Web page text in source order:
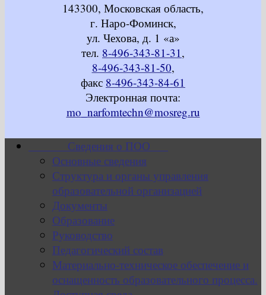
143300, Московская область,
г. Наро-Фоминск,
ул. Чехова, д. 1 «а»
тел. 8-496-343-81-31,
8-496-343-81-50,
факс 8-496-343-84-61
Электронная почта:
mo_narfomtechn@mosreg.ru
Сведения о ПОО
Основные сведения
Структура и органы управления
образовательной организацией
Документы
Образование
Руководство
Педагогический состав
Материально-техническое обеспечение и
оснащенность образовательного процесса.